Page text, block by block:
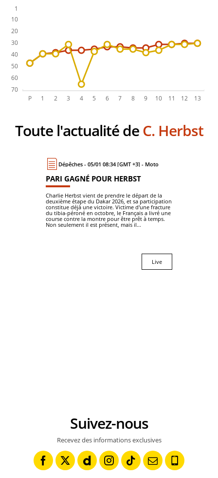
Toute l'actualité deC. Herbst
Dépêches - 05/01 08:34 [GMT +3] - Moto
PARI GAGNÉ POUR HERBST
Charlie Herbst vient de prendre le départ de la
deuxième étape du Dakar 2026, et sa participation
constitue déjà une victoire. Victime d'une fracture
du tibia-péroné en octobre, le Français a livré une
course contre la montre pour être prêt à temps.
Non seulement il est présent, mais il...
Live
Suivez-nous
Recevez des informations exclusives